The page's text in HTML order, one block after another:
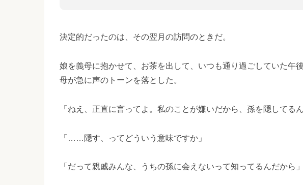
決定的だったのは、その翌月の訪問のときだ。
娘を義母に抱かせて、お茶を出して、いつも通り過ごしていた午
母が急に声のトーンを落とした。
「ねえ、正直に言ってよ。私のことが嫌いだから、孫を隠してるん
「……隠す、ってどういう意味ですか」
「だって親戚みんな、うちの孫に会えないって知ってるんだから」